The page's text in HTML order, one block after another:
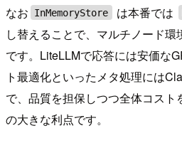
なお
InMemoryStore は本番では
し替えることで、マルチノード
です。LiteLLMで応答には安価な
ト最適化といったメタ処理には
で、品質を担保しつつ全体コス
の大きな利点です。